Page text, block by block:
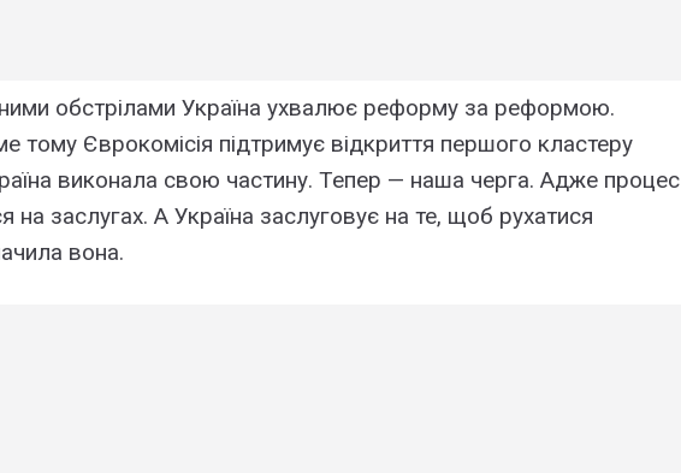
обстрілами Україна ухвалює реформу за реформою.
тому Єврокомісія підтримує відкриття першого кластеру
виконала свою частину. Тепер — наша черга. Адже процес
на заслугах. А Україна заслуговує на те, щоб рухатися
вона.